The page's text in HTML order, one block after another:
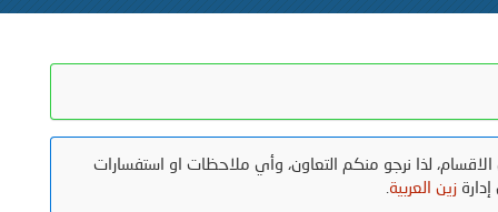
لذا نرجو منكم التعاون، وأي ملاحظات او استفسارات
زين العربية